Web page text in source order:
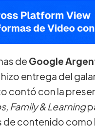
de Google
hizo entrega del
contó con la
Family & Learning
de contenido como